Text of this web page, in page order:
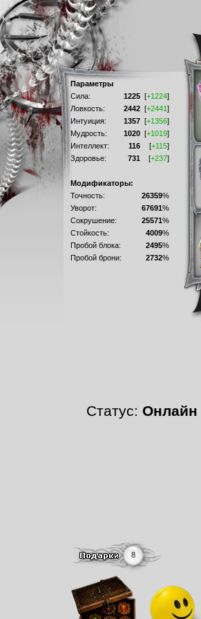
Параметры
Сила:
1225 [+1224]
Ловкость:
2442 [+2441]
Интуиция:
1357 [+1356]
Мудрость:
1020 [+1019]
Интеллект:
116 [+115]
Здоровье:
731 [+237]
Модификаторы:
Точность:
26359%
Уворот:
67691%
Сокрушение:
25571%
Стойкость:
4009%
Пробой блока:
2495%
Пробой брони:
2732%
Статус: Онлайн
8